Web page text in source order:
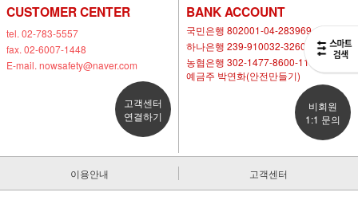
CUSTOMER CENTER
tel. 02-783-5557
fax. 02-6007-1448
E-mail. nowsafety@naver.com
고객센터
연결하기
BANK ACCOUNT
국민은행 802001-04-283969
하나은행 239-910032-32604
농협은행 302-1477-8600-11
예금주 박연화(안전만들기)
비회원
1:1 문의
이용안내 고객센터